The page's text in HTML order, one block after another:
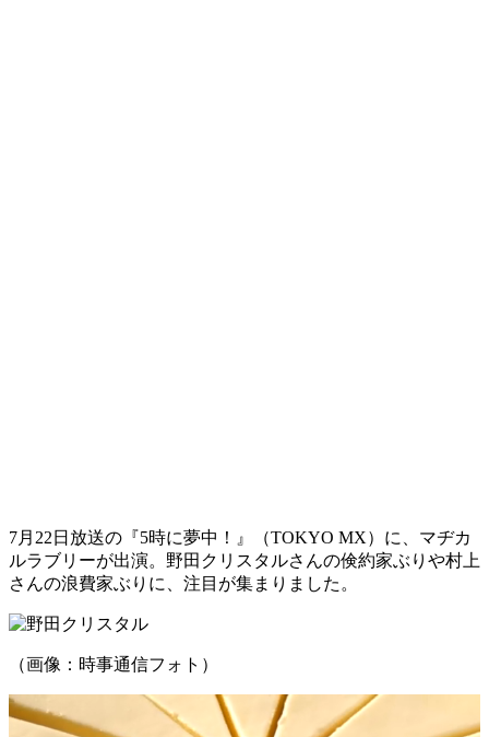
7月22日放送の『5時に夢中！』（TOKYO MX）に、マヂカ
ルラブリーが出演。野田クリスタルさんの倹約家ぶりや村上
さんの浪費家ぶりに、注目が集まりました。
（画像：時事通信フォト）